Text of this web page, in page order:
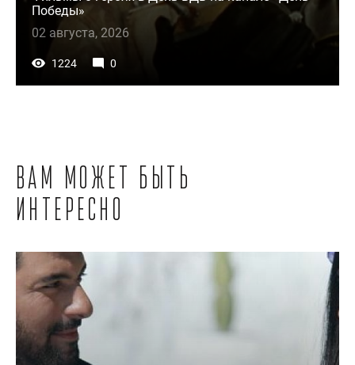
Победы»
02 августа, 2026
1224 0
Вам может быть
интересно